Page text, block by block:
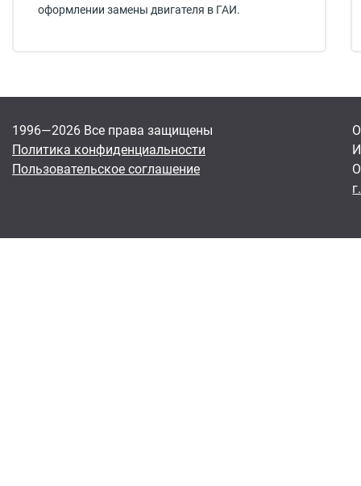
оформлении замены двигателя в ГАИ.
1996—2026 Все права защищены
Политика конфиденциальности
Пользовательское соглашение